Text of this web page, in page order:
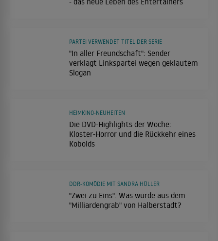
"In aller Freundschaft": Sender
verklagt Linkspartei wegen geklautem
Slogan
PARTEI VERWENDET TITEL DER SERIE
Die DVD-Highlights der Woche:
Kloster-Horror und die Rückkehr eines
Kobolds
HEIMKINO-NEUHEITEN
"Zwei zu Eins": Was wurde aus dem
"Milliardengrab" von Halberstadt?
DDR-KOMÖDIE MIT SANDRA HÜLLER